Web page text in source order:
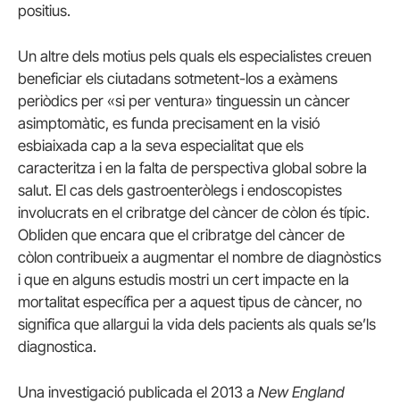
positius.
Un altre dels motius pels quals els especialistes creuen
beneficiar els ciutadans sotmetent-los a exàmens
periòdics per «si per ventura» tinguessin un càncer
asimptomàtic, es funda precisament en la visió
esbiaixada cap a la seva especialitat que els
caracteritza i en la falta de perspectiva global sobre la
salut. El cas dels gastroenteròlegs i endoscopistes
involucrats en el cribratge del càncer de còlon és típic.
Obliden que encara que el cribratge del càncer de
còlon contribueix a augmentar el nombre de diagnòstics
i que en alguns estudis mostri un cert impacte en la
mortalitat específica per a aquest tipus de càncer, no
significa que allargui la vida dels pacients als quals se’ls
diagnostica.
Una investigació publicada el 2013 a New England